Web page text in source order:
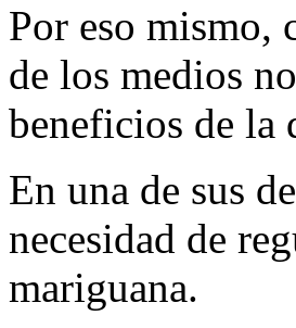
Por eso mismo,
de los medios
beneficios de la
En una de sus
necesidad de
mariguana.